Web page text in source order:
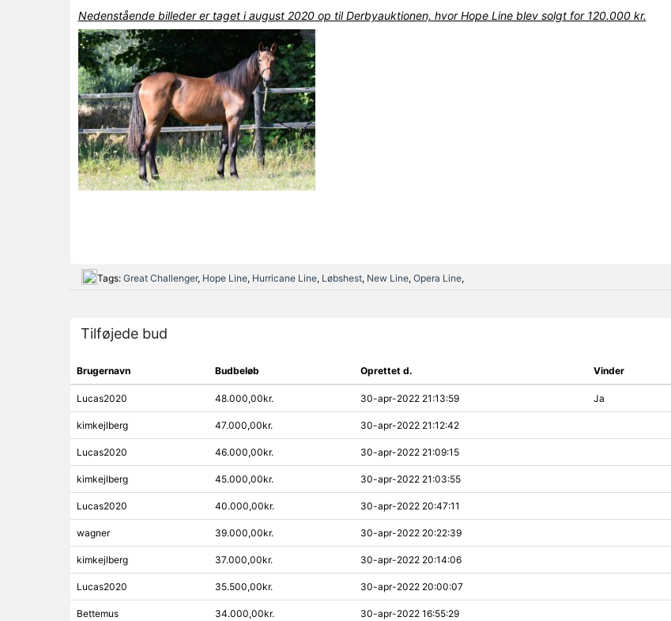
Nedenstående billeder er taget i august 2020 op til Derbyauktionen, hvor Hope Line blev solgt for 120.000 kr.
Tags: Great Challenger, Hope Line, Hurricane Line, Løbshest, New Line, Opera Line,
Tilføjede bud
Brugernavn Budbeløb Oprettet d. Vinder
Lucas2020 48.000,00kr. 30-apr-2022 21:13:59 Ja
kimkejlberg 47.000,00kr. 30-apr-2022 21:12:42
Lucas2020 46.000,00kr. 30-apr-2022 21:09:15
kimkejlberg 45.000,00kr. 30-apr-2022 21:03:55
Lucas2020 40.000,00kr. 30-apr-2022 20:47:11
wagner 39.000,00kr. 30-apr-2022 20:22:39
kimkejlberg 37.000,00kr. 30-apr-2022 20:14:06
Lucas2020 35.500,00kr. 30-apr-2022 20:00:07
Bettemus 34.000,00kr. 30-apr-2022 16:55:29